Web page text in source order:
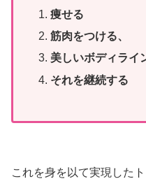
痩せる
筋肉をつける、
美しいボディライ
それを継続する
これを身を以て実現した